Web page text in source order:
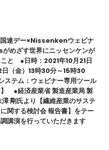
連デー×Nissenkenウェビナ
めざす世界にニッセンケンが
と ●日時：2021年10月21日
日（金）13時30分～15時30
テム：ウェビナー専用ツール
】 ●経済産業省 製造産業局 製
剛氏より【繊維産業のサステ
関する検討会 報告書】をテー
講演を行っていただきます